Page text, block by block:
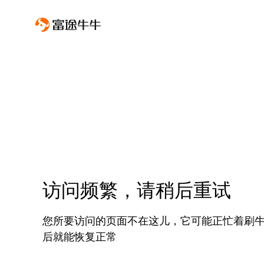
访问频繁，请稍后重试
您所要访问的页面不在这儿，它可能正忙着刷
后就能恢复正常